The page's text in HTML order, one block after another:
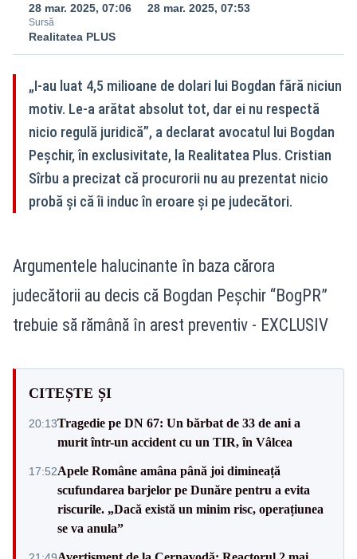
28 mar. 2025, 07:06 28 mar. 2025, 07:53
Sursă
Realitatea PLUS
„I-au luat 4,5 milioane de dolari lui Bogdan fără niciun
motiv. Le-a arătat absolut tot, dar ei nu respectă
nicio regulă juridică”, a declarat avocatul lui Bogdan
Peșchir, în exclusivitate, la Realitatea Plus. Cristian
Sîrbu a precizat că procurorii nu au prezentat nicio
probă și că îi induc în eroare și pe judecători.
Argumentele halucinante în baza cărora
judecătorii au decis că Bogdan Peșchir “BogPR”
trebuie să rămână în arest preventiv - EXCLUSIV
CITEȘTE ȘI
20:13Tragedie pe DN 67: Un bărbat de 33 de ani a
murit într-un accident cu un TIR, în Vâlcea
17:52Apele Române amâna până joi dimineață
scufundarea barjelor pe Dunăre pentru a evita
riscurile. „Dacă există un minim risc, operațiunea
se va anula”